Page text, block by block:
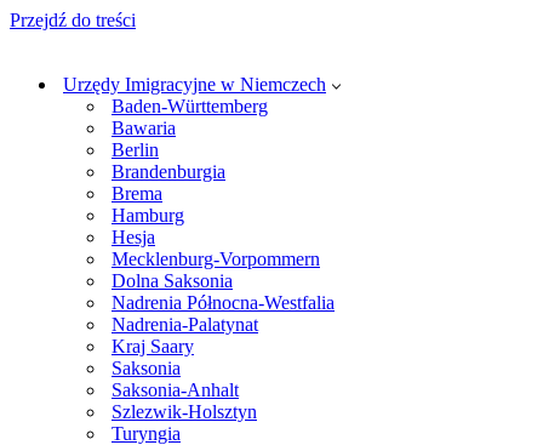
Przejdź do treści
Urzędy Imigracyjne w Niemczech
Baden-Württemberg
Bawaria
Berlin
Brandenburgia
Brema
Hamburg
Hesja
Mecklenburg-Vorpommern
Dolna Saksonia
Nadrenia Północna-Westfalia
Nadrenia-Palatynat
Kraj Saary
Saksonia
Saksonia-Anhalt
Szlezwik-Holsztyn
Turyngia